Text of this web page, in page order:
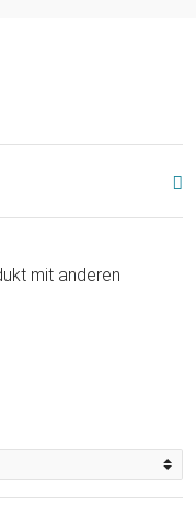
mit anderen